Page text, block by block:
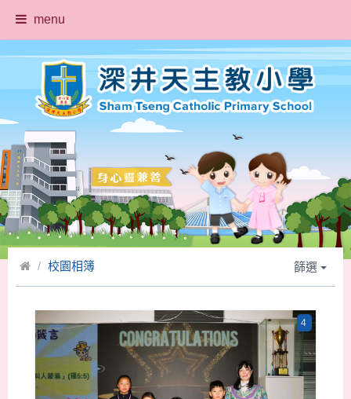
menu
校園相簿 篩選
4